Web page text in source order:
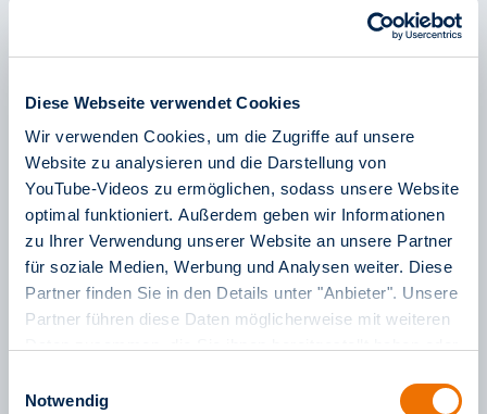
Diese Webseite verwendet Cookies
Wir verwenden Cookies, um die Zugriffe auf unsere
Website zu analysieren und die Darstellung von
YouTube-Videos zu ermöglichen, sodass unsere Website
optimal funktioniert. Außerdem geben wir Informationen
zu Ihrer Verwendung unserer Website an unsere Partner
für soziale Medien, Werbung und Analysen weiter. Diese
Partner finden Sie in den Details unter "Anbieter". Unsere
Partner führen diese Daten möglicherweise mit weiteren
haben. Weitere Informationen finden Sie in unserem
Notwendig
mehr lesen
D-Ticket JugendBW